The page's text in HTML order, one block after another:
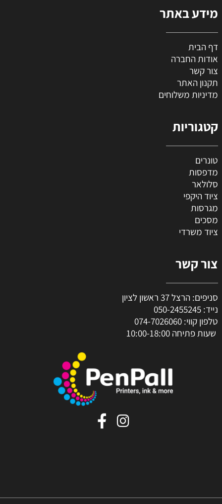
מידע באתר
דף הבית
אודות החברה
צור קשר
תקנון האתר
מדיניות משלוחים
קטגוריות
טונרים
מדפסות
סלולאר
ציוד היקפי
מגרסות
מסכים
ציוד משרדי
צור קשר
סניפים: הרצל 37 ראשון לציון
נייד: 050-2455245
טלפון קווי: 074-7026060
שעות פתיחה 10:00-18:00